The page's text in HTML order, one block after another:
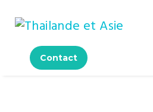
Contact